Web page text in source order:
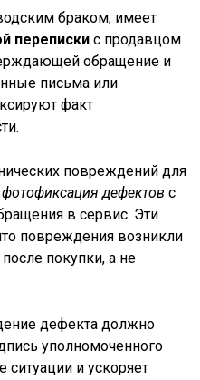
браком, имеет
переписки с продавцом
обращение и
письма или
факт
повреждений для
фотофиксация дефектов с
в сервис. Эти
повреждения возникли
покупки, а не
дефекта должно
уполномоченного
ситуации и ускоряет